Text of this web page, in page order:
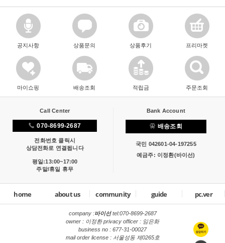
공지사항 상품문의 상품후기 프리마켓
마이쇼핑 배송조회 적립금 주문조회
Call Center
070-8699-2687
전화번호 클릭시
상담전화로 연결됩니다
평일:13:00~17:00
주말/휴일 휴무
Bank Account
배송조회
국민 042601-04-197255
예금주: 이정환(바이선)
home about us community guide pc.ver
company :바이선tel:070-8699-2687
owner : 이정환 privacy officer : 임은화
business no : 677-31-00027
mail order license : 서울성동 제0265호